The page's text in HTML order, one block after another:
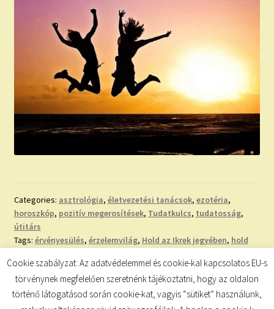
Categories: asztrológia, életvezetési tanácsok, ezotéria,
horoszkóp, pozitív megerosítések, Tudatkulcs, tudatosság,
útitárs
Tags: érvényesülés, érzelemvilág, Hold az Ikrek jegyében, hold
megerosítések,Nap az Ikrek jegyében, nap jegy,pozitív
megerosítések,rugalmasság,zodiákusjegyek
Cookie szabályzat: Az adatvédelemmel és cookie-kal kapcsolatos EU-s
törvénynek megfelelően szeretnénk tájékoztatni, hogy az oldalon
történő látogatásod során cookie-kat, vagyis “sütiket” használunk,